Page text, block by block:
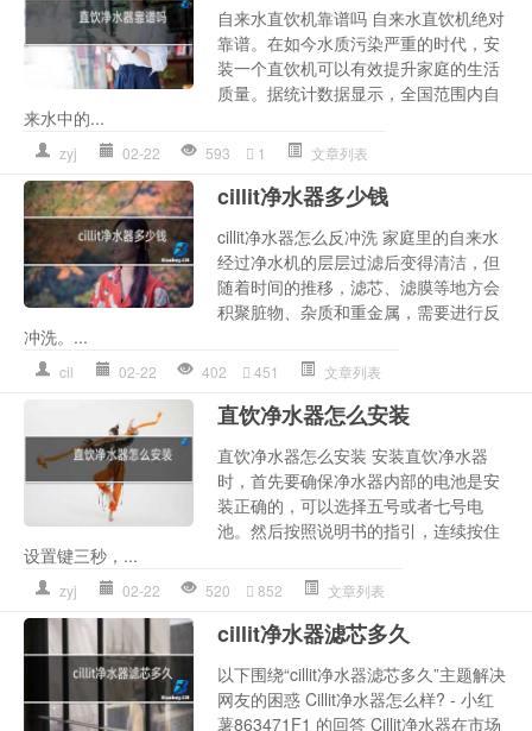
自来水直饮机靠谱吗 自来水直饮机绝对
靠谱。在如今水质污染严重的时代，安
装一个直饮机可以有效提升家庭的生活
质量。据统计数据显示，全国范围内自
来水中的...
zyj 02-22 593 1 文章列表
cillit净水器多少钱
cillit净水器怎么反冲洗 家庭里的自来水
经过净水机的层层过滤后变得清洁，但
随着时间的推移，滤芯、滤膜等地方会
积聚脏物、杂质和重金属，需要进行反
冲洗。...
cil 02-22 402 451 文章列表
直饮净水器怎么安装
直饮净水器怎么安装 安装直饮净水器
时，首先要确保净水器内部的电池是安
装正确的，可以选择五号或者七号电
池。然后按照说明书的指引，连续按住
设置键三秒，...
zyj 02-22 520 852 文章列表
cillit净水器滤芯多久
以下围绕“cillit净水器滤芯多久”主题解决
网友的困惑 Cillit净水器怎么样? - 小红
薯863471F1 的回答 Cillit净水器在市场